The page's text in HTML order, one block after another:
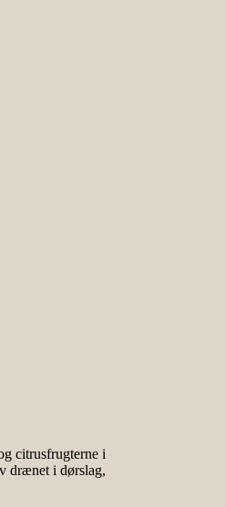
citrusfrugterne i
drænet i dørslag,